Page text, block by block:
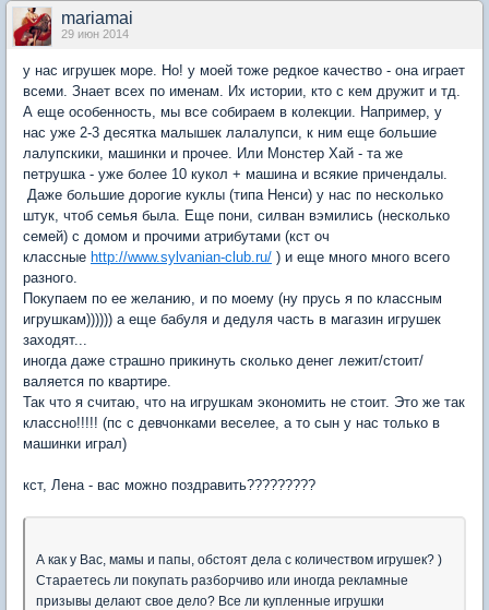
mariamai
29 июн 2014
у нас игрушек море. Но! у моей тоже редкое качество - она играет
всеми. Знает всех по именам. Их истории, кто с кем дружит и тд.
А еще особенность, мы все собираем в колекции. Например, у
нас уже 2-3 десятка малышек лалалупси, к ним еще большие
лалупскики, машинки и прочее. Или Монстер Хай - та же
петрушка - уже более 10 кукол + машина и всякие причендалы.
Даже большие дорогие куклы (типа Ненси) у нас по несколько
штук, чтоб семья была. Еще пони, силван вэмились (несколько
семей) с домом и прочими атрибутами (кст оч
классные http://www.sylvanian-club.ru/ ) и еще много много всего
разного.
Покупаем по ее желанию, и по моему (ну прусь я по классным
игрушкам)))))) а еще бабуля и дедуля часть в магазин игрушек
заходят...
иногда даже страшно прикинуть сколько денег лежит/стоит/
валяется по квартире.
Так что я считаю, что на игрушкам экономить не стоит. Это же так
классно!!!!! (пс с девчонками веселее, а то сын у нас только в
машинки играл)
кст, Лена - вас можно поздравить?????????
А как у Вас, мамы и папы, обстоят дела с количеством игрушек? )
Стараетесь ли покупать разборчиво или иногда рекламные
призывы делают свое дело? Все ли купленные игрушки